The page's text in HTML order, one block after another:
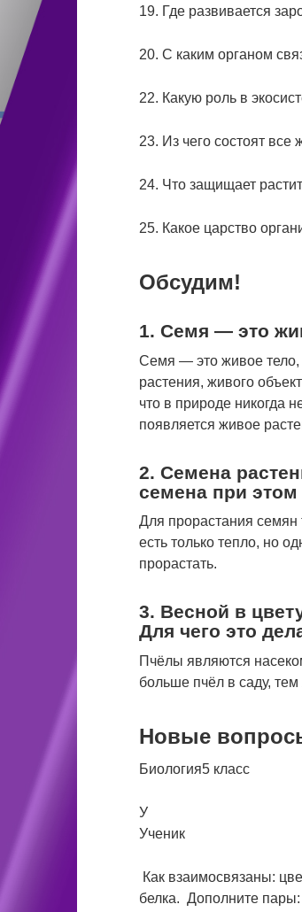
19. Где развивается
20. С каким органом
22. Какую роль в
23. Из чего состоят
24. Что защищает
25. Какое царство
Обсудим!
1. Семя — это
Семя — это живое тело,
растения, живого
что в природе никогда
появляется живое
2. Семена
семена при
Для прорастания семян
есть только тепло, но
прорастать.
3. Весной в
Для чего это
Пчёлы являются
больше пчёл в саду,
Новые
Биология5 класс
У
Ученик
Как взаимосвязаны:
белка. Дополните пары: